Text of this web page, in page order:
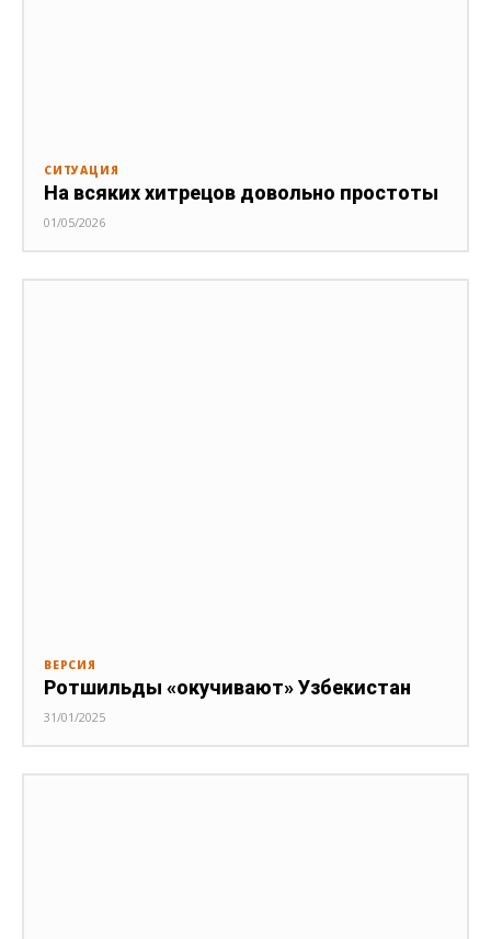
СИТУАЦИЯ
На всяких хитрецов довольно простоты
01/05/2026
ВЕРСИЯ
Ротшильды «окучивают» Узбекистан
31/01/2025